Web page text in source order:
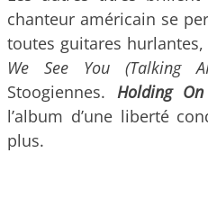
chanteur américain se
toutes guitares
We See You (Talking
Stoogiennes. Holding
l’album d’une liberté
plus.